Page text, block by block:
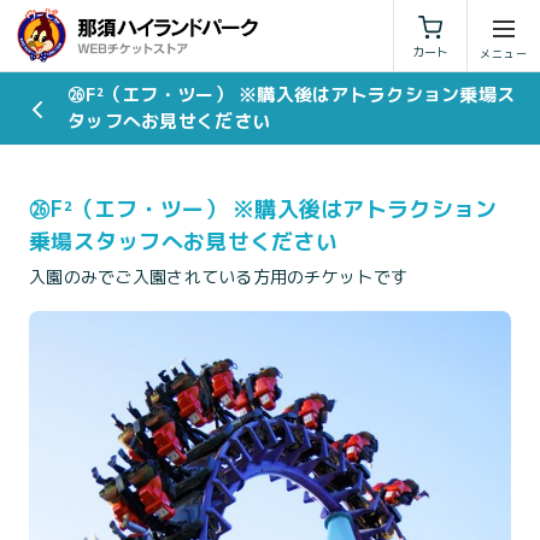
カート
利用規約 特定商取引法に基づく表示
㉖F²（エフ・ツー） ※購入後はアトラクション乗場ス
タッフへお見せください
㉖F²（エフ・ツー） ※購入後はアトラクション
乗場スタッフへお見せください
入園のみでご入園されている方用のチケットです